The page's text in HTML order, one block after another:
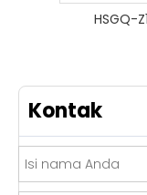
HSGQ-
Kontak